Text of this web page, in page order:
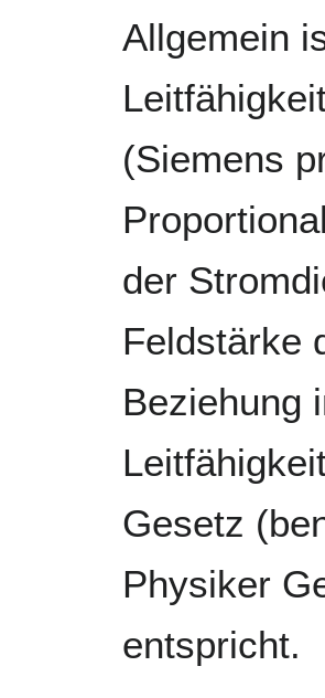
Allgemein
(Siemens
der
Feldstärke
Beziehung
Gesetz
Physiker
entspricht.